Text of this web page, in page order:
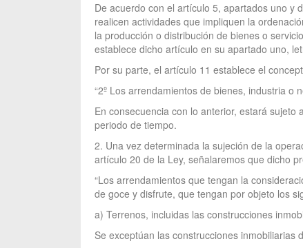
De acuerdo con el artículo 5, apartados uno y
realicen actividades que impliquen la
la producción o distribución de bienes o
establece dicho artículo en su apartado uno,
Por su parte, el artículo 11 establece el
“2º Los arrendamientos de bienes, industria
En consecuencia con lo anterior, estará
periodo de tiempo.
2. Una vez determinada la sujeción de la
artículo 20 de la Ley, señalaremos que dicho
“Los arrendamientos que tengan la
de goce y disfrute, que tengan por objeto los
a) Terrenos, incluidas las construcciones
Se exceptúan las construcciones